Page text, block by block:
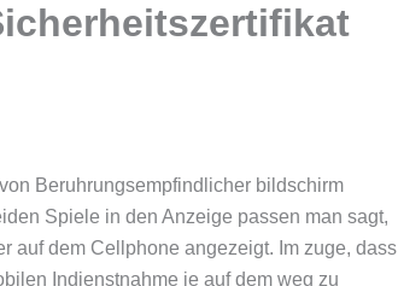
Beruhrungsempfindlicher bildschirm
Spiele in den Anzeige passen man sagt,
auf dem Cellphone angezeigt. Im zuge, dass
Indienstnahme je auf dem weg zu